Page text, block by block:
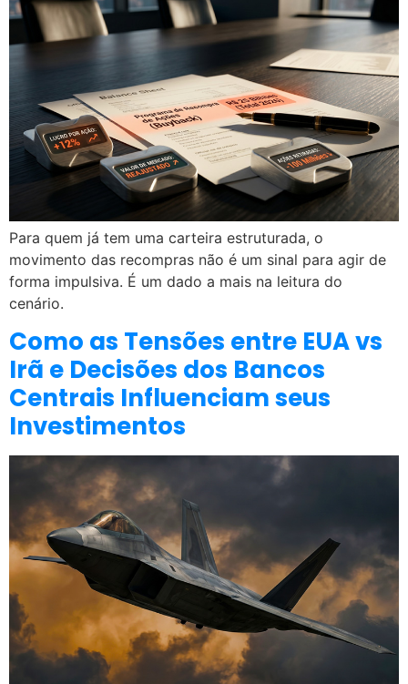
Para quem já tem uma carteira estruturada, o
movimento das recompras não é um sinal para agir de
forma impulsiva. É um dado a mais na leitura do
cenário.
Como as Tensões entre EUA vs
Irã e Decisões dos Bancos
Centrais Influenciam seus
Investimentos